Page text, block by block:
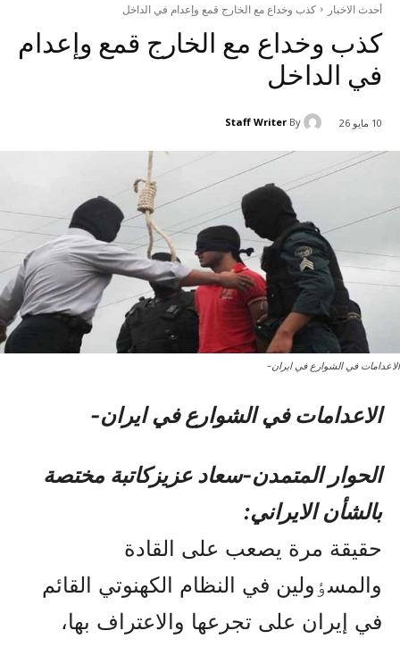
أحدث الاخبار کذب وخداع مع الخارج قمع وإعدام في الداخل
کذب وخداع مع الخارج قمع وإعدام
في الداخل
10 مايو 26 By
Staff Writer
الاعدامات في الشوارع في ایران-
الاعدامات في الشوارع في ایران-
الحوار المتمدن-سعاد عزيزکاتبة مختصة
بالشأن الايراني:
حقيقة مرة يصعب على القادة
والمسٶولين في النظام الکهنوتي القائم
في إيران على تجرعها والاعتراف بها،